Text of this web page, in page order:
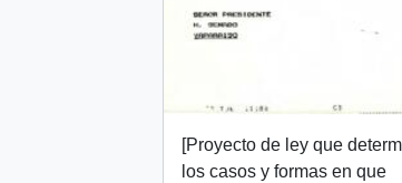
[Proyecto de ley que
los casos y formas en que